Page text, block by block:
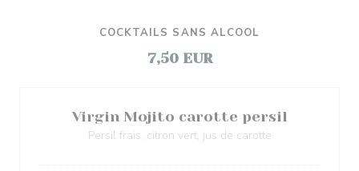
COCKTAILS SANS ALCOOL
7,50 EUR
Virgin Mojito carotte persil
Persil frais, citron vert, jus de carotte